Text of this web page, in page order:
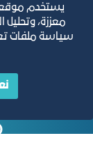
يستخدم
معززة،
سياسة ملفات